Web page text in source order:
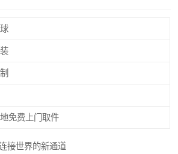
免费上门取件
接世界的新通道